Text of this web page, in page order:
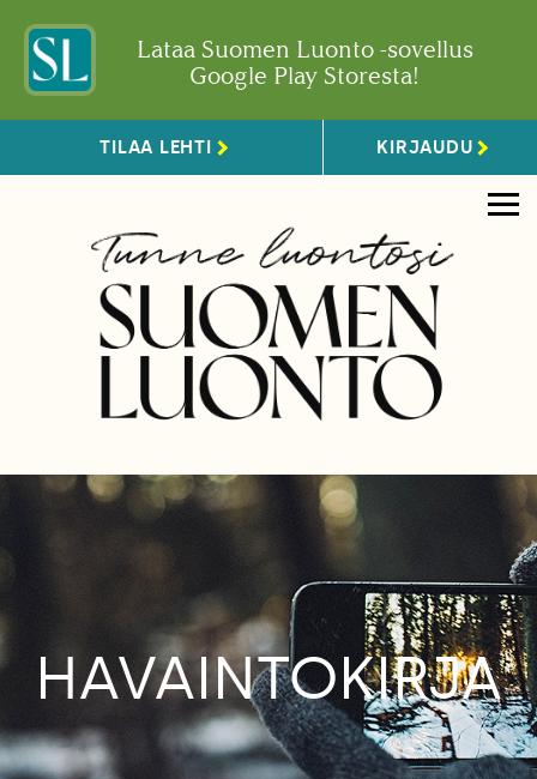
Lataa Suomen Luonto -sovellus
Google Play Storesta!
TILAA LEHTI KIRJAUDU
HAVAINTOKIRJA